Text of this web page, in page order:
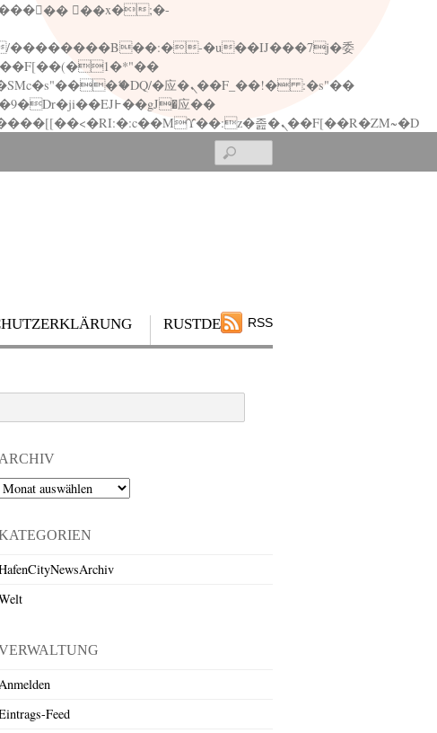
矁[��x�ZM~�n"��IB؃��!'����Тѕ��+��(m��IK�ʭ�/|��ϐܢ��F[��x�ZMz�G�� %嬩�/c��������[[��<�RI:�:c��MΎ��:z�졾�ܢ��F[��R�ZM~�D
RSS
RUSTDESK
ARCHIV
Archiv
Feed